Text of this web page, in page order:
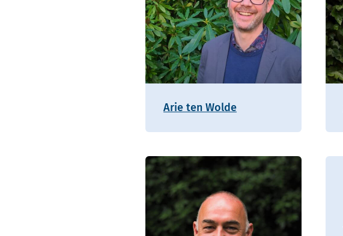
Arie ten Wolde